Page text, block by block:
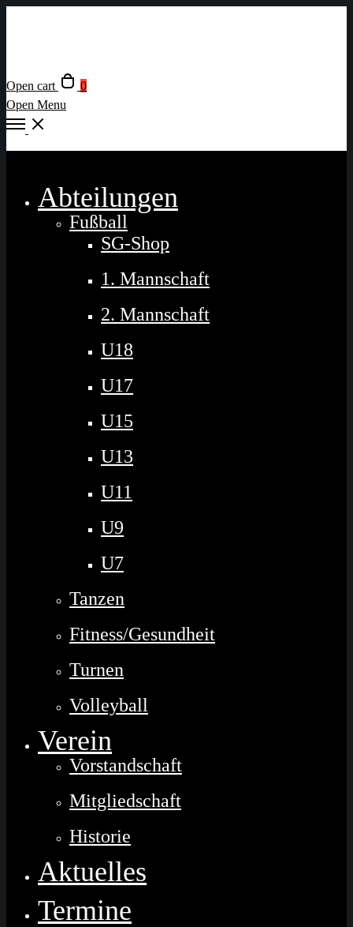
Open cart
0
Open Menu
Abteilungen
Fußball
SG-Shop
1. Mannschaft
2. Mannschaft
U18
U17
U15
U13
U11
U9
U7
Tanzen
Fitness/Gesundheit
Turnen
Volleyball
Verein
Vorstandschaft
Mitgliedschaft
Historie
Aktuelles
Termine